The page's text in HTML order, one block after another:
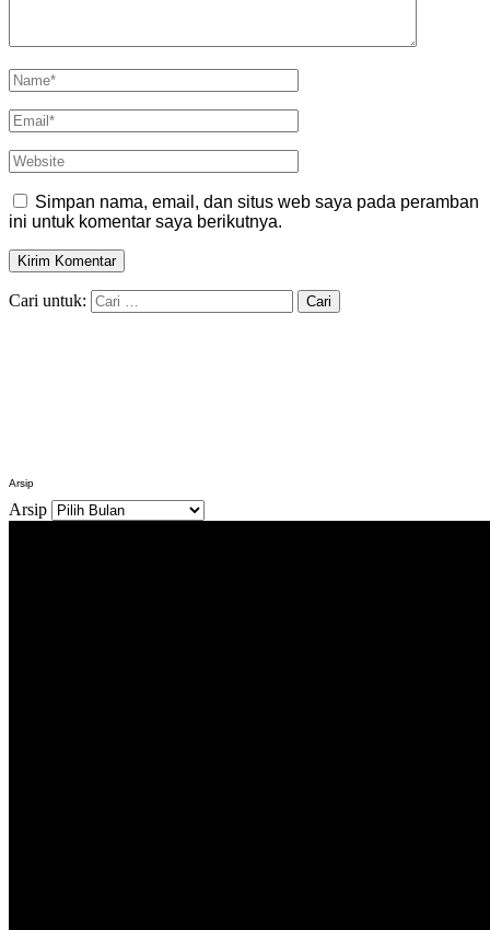
Simpan nama, email, dan situs web saya pada peramban
ini untuk komentar saya berikutnya.
Cari untuk:
Arsip
Arsip